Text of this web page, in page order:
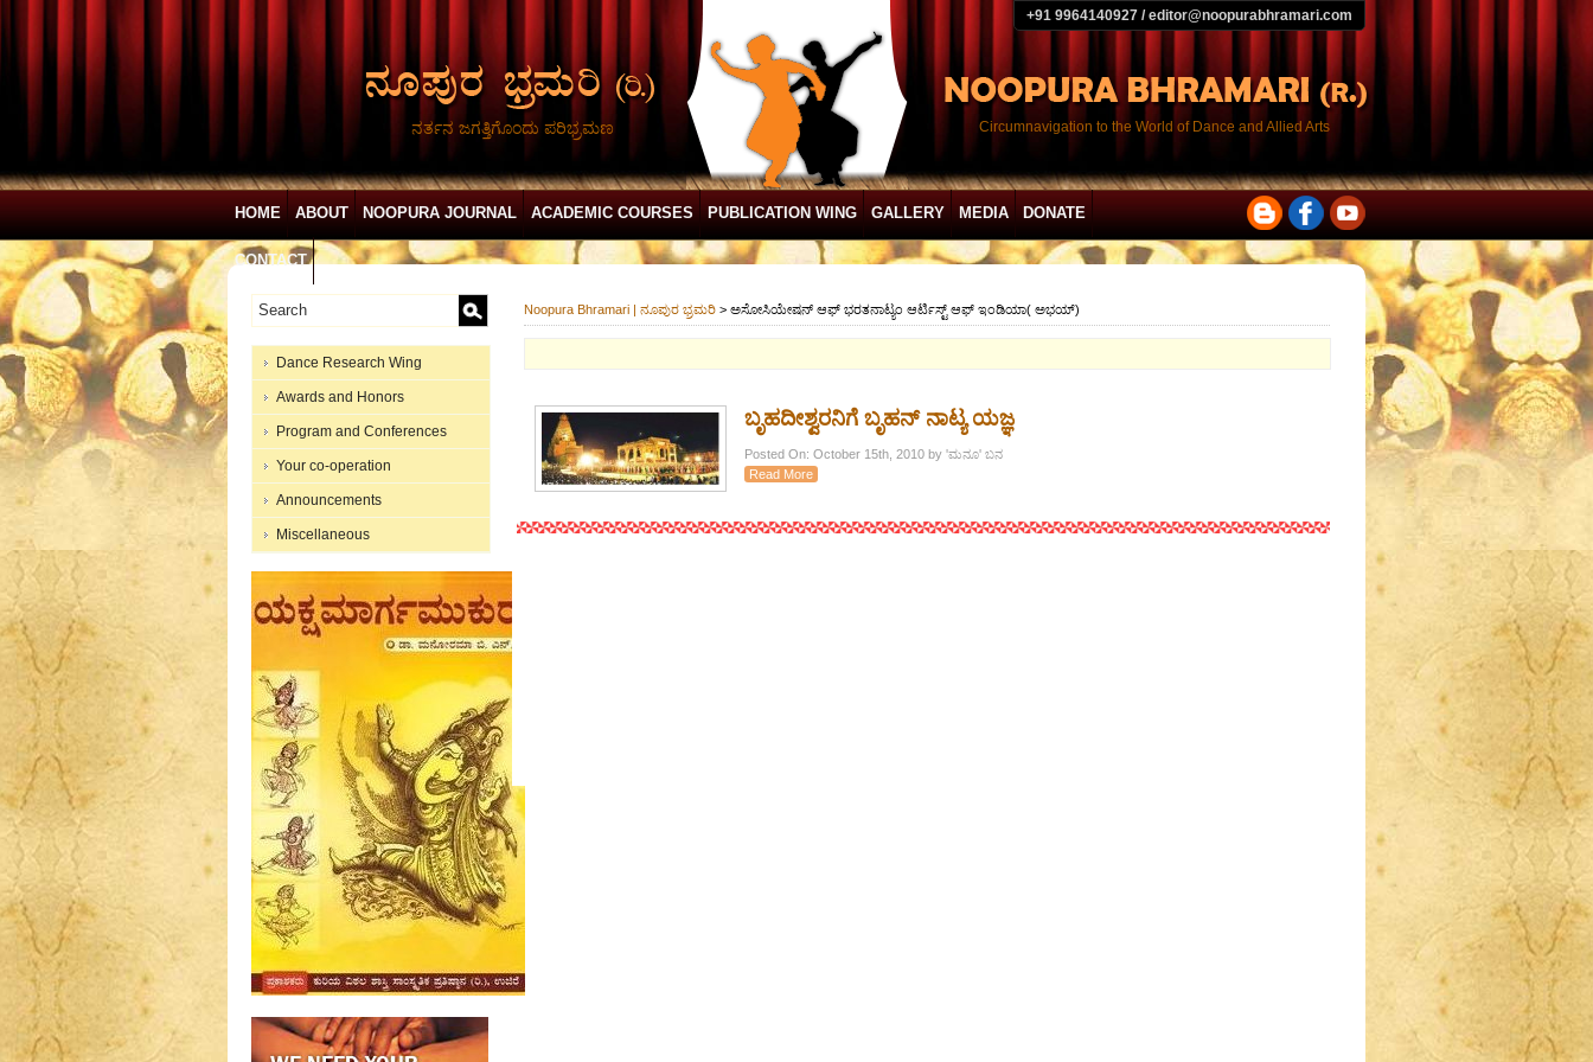
+91 9964140927 / editor@noopurabhramari.com
ನರ್ತನ ಜಗತ್ತಿಗೊಂದು ಪರಿಭ್ರಮಣ Circumnavigation to the World of Dance and Allied Arts
HOME ABOUT NOOPURA JOURNAL ACADEMIC COURSES PUBLICATION WING GALLERY MEDIA DONATE
CONTACT
Dance Research Wing
Awards and Honors
Program and Conferences
Your co-operation
Announcements
Miscellaneous
Noopura Bhramari | ನೂಪುರ ಭ್ರಮರಿ > ಅಸೋಸಿಯೇಷನ್ ಆಫ್ ಭರತನಾಟ್ಯಂ ಆರ್ಟಿಸ್ಟ್ ಆಫ್ ಇಂಡಿಯಾ( ಅಭಯ್)
ಬೃಹದೀಶ್ವರನಿಗೆ ಬೃಹನ್ ನಾಟ್ಯ ಯಜ್ಞ
Posted On: October 15th, 2010 by 'ಮನೂ' ಬನ
Read More